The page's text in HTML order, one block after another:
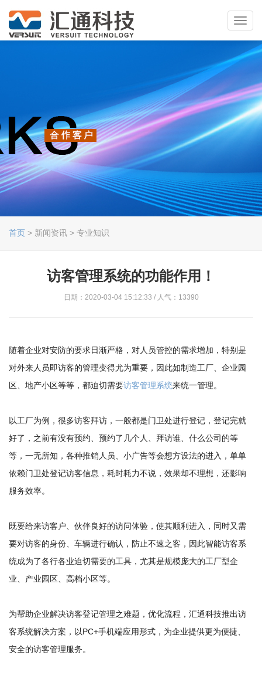
首页 > 新闻资讯 > 专业知识
访客管理系统的功能作用！
日期：2020-03-04 15:12:33 / 人气：13390
随着企业对安防的要求日渐严格，对人员管控的需求增加，特别是
对外来人员即访客的管理变得尤为重要，因此如制造工厂、企业园
区、地产小区等等，都迫切需要访客管理系统来统一管理。
以工厂为例，很多访客拜访，一般都是门卫处进行登记，登记完就
好了，之前有没有预约、预约了几个人、拜访谁、什么公司的等
等，一无所知，各种推销人员、小广告等会想方设法的进入，单单
依赖门卫处登记访客信息，耗时耗力不说，效果却不理想，还影响
服务效率。
既要给来访客户、伙伴良好的访问体验，使其顺利进入，同时又需
要对访客的身份、车辆进行确认，防止不速之客，因此智能访客系
统成为了各行各业迫切需要的工具，尤其是规模庞大的工厂型企
业、产业园区、高档小区等。
为帮助企业解决访客登记管理之难题，优化流程，汇通科技推出访
客系统解决方案，以PC+手机端应用形式，为企业提供更为便捷、
安全的访客管理服务。